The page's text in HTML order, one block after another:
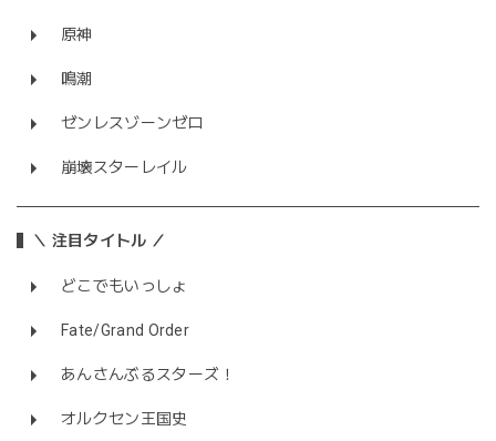
原神
鳴潮
ゼンレスゾーンゼロ
崩壊スターレイル
＼ 注目タイトル ／
どこでもいっしょ
Fate/Grand Order
あんさんぶるスターズ！
オルクセン王国史